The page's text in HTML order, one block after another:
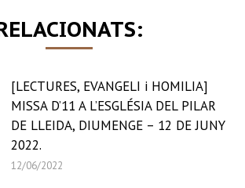
[LECTURES, EVANGELI i HOMILIA]
MISSA D’11 A L’ESGLÉSIA DEL PILAR
DE LLEIDA, DIUMENGE – 12 DE JUNY
2022.
12/06/2022